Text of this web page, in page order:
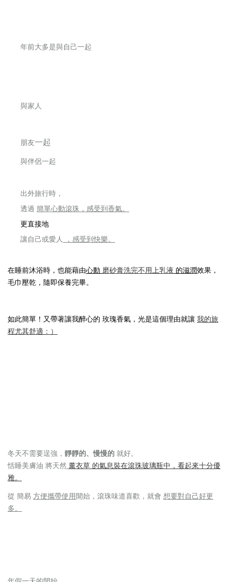
年前大多是與自己一起
與家人
朋友一起
與伴侶一起
出外旅行時，
透過 簡單心動滾珠， 感受到香氣。
更直接地
讓自己或愛人
，感受到快樂。
在睡前沐浴時，也能藉由心動 磨砂膏洗完不用上乳液 的滋潤效果，
毛巾壓乾，隨即保養完畢。
如此簡單！又帶著讓我醉心的 玫瑰香氣， 光是這個理由就讓 我的旅
程尤其舒適：）
冬天不需要逞強， 靜靜的、慢慢的 就好。
恬睡美膚油 將天然 薰衣草 的氣息裝在滾珠玻璃瓶中，看起來十分優
雅。
從 簡易 方便攜帶使用 開始， 滾珠味道喜歡，就會 想要對自己好更
多。